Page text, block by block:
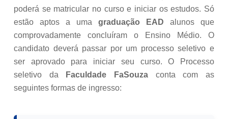
poderá se matricular no curso e iniciar os estudos. Só
estão aptos a uma graduação EAD alunos que
comprovadamente concluíram o Ensino Médio. O
candidato deverá passar por um processo seletivo e
ser aprovado para iniciar seu curso. O Processo
seletivo da
Faculdade FaSouza conta com as
seguintes formas de ingresso: